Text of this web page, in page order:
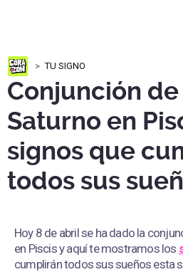
TU SIGNO
Conjunción de
Saturno en
signos que
todos sus
Hoy 8 de abril se ha dado la
en Piscis y aquí te mostramos los
cumplirán todos sus sueños esta